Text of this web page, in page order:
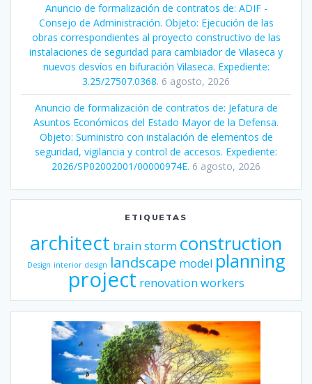
Anuncio de formalización de contratos de: ADIF -
Consejo de Administración. Objeto: Ejecución de las
obras correspondientes al proyecto constructivo de las
instalaciones de seguridad para cambiador de Vilaseca y
nuevos desvíos en bifuración Vilaseca. Expediente:
3.25/27507.0368. 6 agosto, 2026
Anuncio de formalización de contratos de: Jefatura de
Asuntos Económicos del Estado Mayor de la Defensa.
Objeto: Suministro con instalación de elementos de
seguridad, vigilancia y control de accesos. Expediente:
2026/SP02002001/00000974E. 6 agosto, 2026
ETIQUETAS
architect brain storm construction
Design interior design landscape model planning
project renovation workers